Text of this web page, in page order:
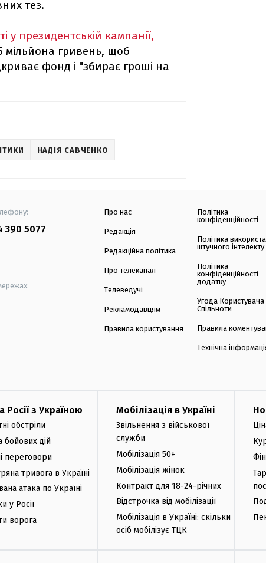
тез.
у президентській кампанії,
мільйона гривень, щоб
фонд і "збирає гроші на
НАДІЯ САВЧЕНКО
390 5077
Про нас
Редакція
Редакційна політика
Про телеканал
Телеведучі
Рекламодавцям
Правила користування
Політика
конфіденційності
Політика
штучного інтелекту
Політика
конфіденційності
додатку
Угода Користувача
Спільноти
Правила
Технічна
Росії з Україною
обстріли
бойових дій
переговори
тривога в Україні
атака по Україні
у Росії
ворога
Мобілізація в Україні
Звільнення з військової
служби
Мобілізація 50+
Мобілізація жінок
Контракт для 18-24-річних
Відстрочка від мобілізації
Мобілізація в Україні: скільки
осіб мобілізує ТЦК